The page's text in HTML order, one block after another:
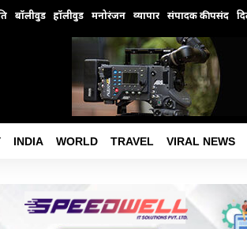
बॉलीवुड हॉलीवुड मनोरंजन व्यापार संपादक की पसंद
INDIA WORLD TRAVEL VIRAL NEWS